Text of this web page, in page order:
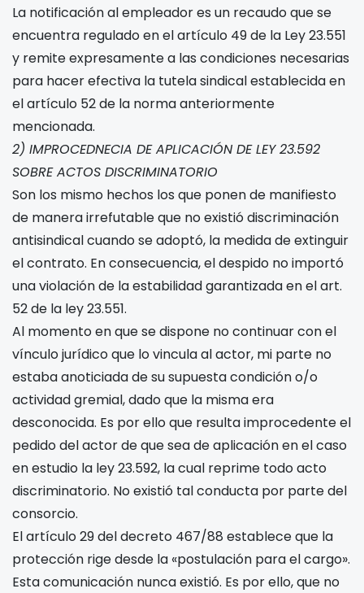
La notificación al empleador es un recaudo que se
encuentra regulado en el artículo 49 de la Ley 23.551
y remite expresamente a las condiciones necesarias
para hacer efectiva la tutela sindical establecida en
el artículo 52 de la norma anteriormente
mencionada.
2) IMPROCEDNECIA DE APLICACIÓN DE LEY 23.592
SOBRE ACTOS DISCRIMINATORIO
Son los mismo hechos los que ponen de manifiesto
de manera irrefutable que no existió discriminación
antisindical cuando se adoptó, la medida de extinguir
el contrato. En consecuencia, el despido no importó
una violación de la estabilidad garantizada en el art.
52 de la ley 23.551.
Al momento en que se dispone no continuar con el
vínculo jurídico que lo vincula al actor, mi parte no
estaba anoticiada de su supuesta condición o/o
actividad gremial, dado que la misma era
desconocida. Es por ello que resulta improcedente el
pedido del actor de que sea de aplicación en el caso
en estudio la ley 23.592, la cual reprime todo acto
discriminatorio. No existió tal conducta por parte del
consorcio.
El artículo 29 del decreto 467/88 establece que la
protección rige desde la «postulación para el cargo».
Esta comunicación nunca existió. Es por ello, que no